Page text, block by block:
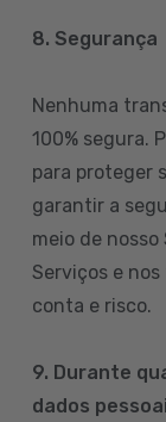
8. Segurança
Nenhuma
100% segura.
para proteger
garantir a
meio de nosso
Serviços e
conta e risco.
9. Durante
dados